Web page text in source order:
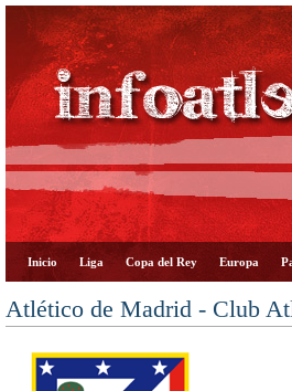
Inicio Liga Copa del Rey Europa
Atlético de Madrid - Club